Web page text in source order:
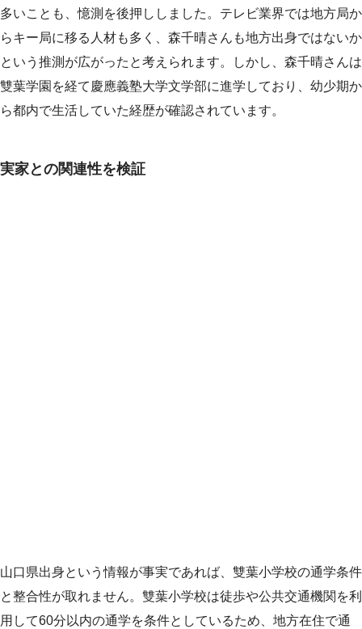
多いことも、憶測を後押ししました。テレビ業界では地方局か
らキー局に移る人材も多く、森千晴さんも地方出身ではないか
という推測が広がったと考えられます。しかし、森千晴さんは
雙葉学園を経て慶應義塾大学文学部に進学しており、幼少期か
ら都内で生活していた経歴が確認されています。
実家との関連性を検証
山口県出身という情報が事実であれば、雙葉小学校の通学条件
と整合性が取れません。雙葉小学校は徒歩や公共交通機関を利
用して60分以内の通学を条件としているため、地方在住で通